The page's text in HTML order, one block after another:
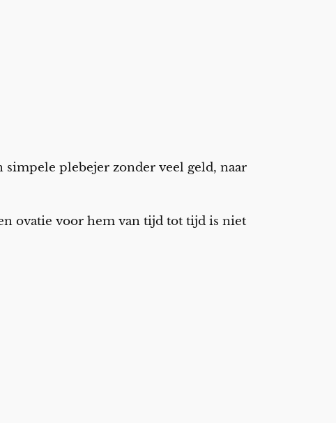
simpele plebejer zonder veel geld, naar
ovatie voor hem van tijd tot tijd is niet